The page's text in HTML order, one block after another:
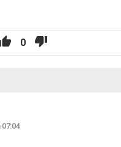
0
07:04